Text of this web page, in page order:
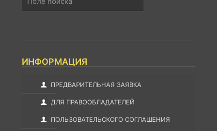
поиска
ИНФОРМАЦИЯ
ПРЕДВАРИТЕЛЬНАЯ ЗАЯВКА
ДЛЯ ПРАВООБЛАДАТЕЛЕЙ
ПОЛЬЗОВАТЕЛЬСКОГО СОГЛАШЕНИЯ